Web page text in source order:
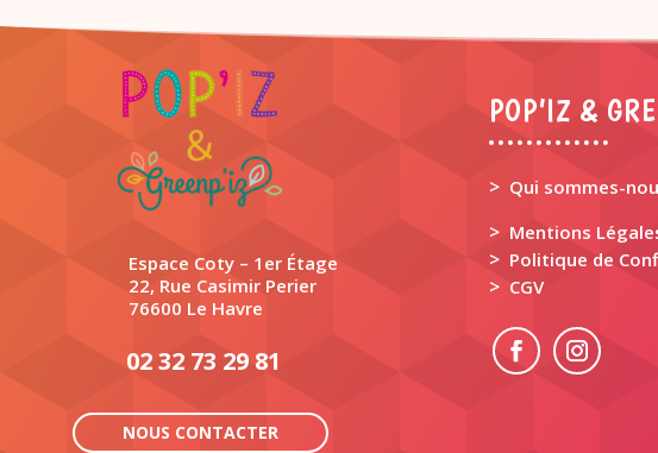
Espace Coty – 1er Étage
22, Rue Casimir Perier
76600 Le Havre
02 32 73 29 81
NOUS CONTACTER
POP’IZ &
> Qui sommes-
> Mentions
> Politique de
> CGV